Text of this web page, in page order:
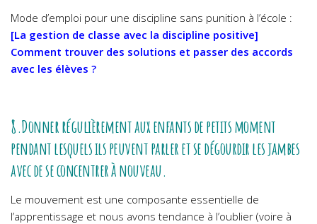
Mode d’emploi pour une discipline sans punition à l’école :
[La gestion de classe avec la discipline positive]
Comment trouver des solutions et passer des accords
avec les élèves ?
8.Donner régulièrement aux enfants de petits moment
pendant lesquels ils peuvent parler et se dégourdir les jambes
avec de se concentrer à nouveau.
Le mouvement est une composante essentielle de
l’apprentissage et nous avons tendance à l’oublier (voire à